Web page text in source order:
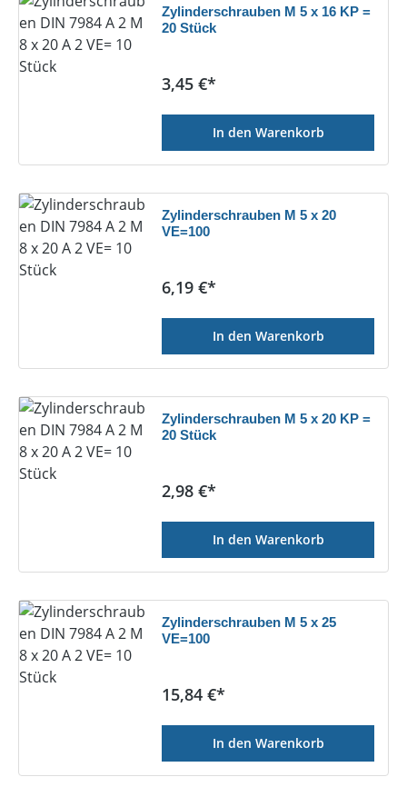
Zylinderschrauben M 5 x 16 KP =
20 Stück
Regulärer Preis:
3,45 €*
In den Warenkorb
Zylinderschrauben M 5 x 20
VE=100
Regulärer Preis:
6,19 €*
In den Warenkorb
Zylinderschrauben M 5 x 20 KP =
20 Stück
Regulärer Preis:
2,98 €*
In den Warenkorb
Zylinderschrauben M 5 x 25
VE=100
Regulärer Preis:
15,84 €*
In den Warenkorb